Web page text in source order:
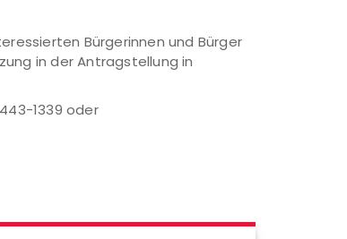
Bürgerinnen und Bürger
in der Antragstellung in
1339 oder